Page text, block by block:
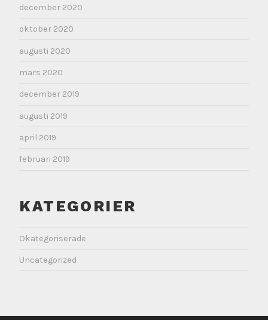
december 2020
oktober 2020
augusti 2020
mars 2020
december 2019
augusti 2019
april 2019
februari 2019
KATEGORIER
Okategoriserade
Uncategorized